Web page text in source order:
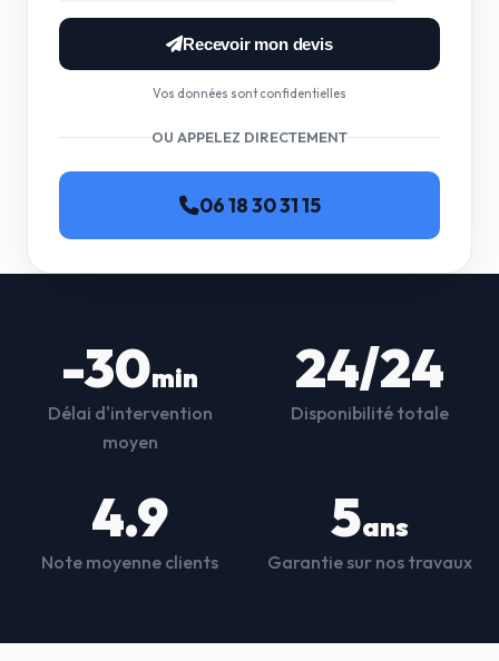
Recevoir mon devis
Vos données sont confidentielles
OU APPELEZ DIRECTEMENT
06 18 30 31 15
-30min
Délai d'intervention
moyen
24/24
Disponibilité totale
4.9
Note moyenne clients
5ans
Garantie sur nos travaux